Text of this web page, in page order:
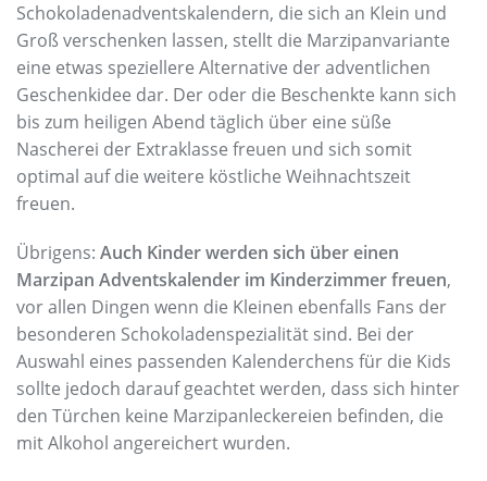
Schokoladenadventskalendern, die sich an Klein und
Groß verschenken lassen, stellt die Marzipanvariante
eine etwas speziellere Alternative der adventlichen
Geschenkidee dar. Der oder die Beschenkte kann sich
bis zum heiligen Abend täglich über eine süße
Nascherei der Extraklasse freuen und sich somit
optimal auf die weitere köstliche Weihnachtszeit
freuen.
Übrigens: Auch Kinder werden sich über einen
Marzipan Adventskalender im Kinderzimmer freuen,
vor allen Dingen wenn die Kleinen ebenfalls Fans der
besonderen Schokoladenspezialität sind. Bei der
Auswahl eines passenden Kalenderchens für die Kids
sollte jedoch darauf geachtet werden, dass sich hinter
den Türchen keine Marzipanleckereien befinden, die
mit Alkohol angereichert wurden.